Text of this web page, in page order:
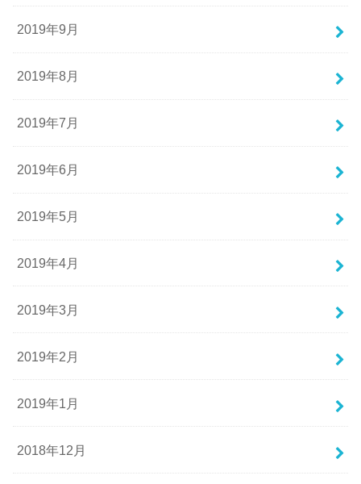
2019年9月
2019年8月
2019年7月
2019年6月
2019年5月
2019年4月
2019年3月
2019年2月
2019年1月
2018年12月